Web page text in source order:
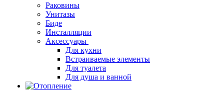
Раковины
Унитазы
Биде
Инсталляции
Аксессуары
Для кухни
Встраиваемые элементы
Для туалета
Для душа и ванной